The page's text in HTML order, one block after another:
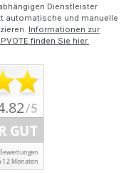
Dienstleister
automatische und manuelle
Informationen zur
finden Sie hier.